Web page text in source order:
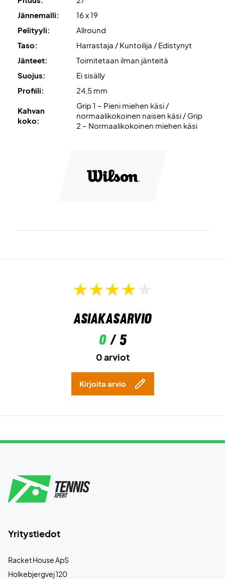
Pelaa mukavasti ja tyylillä – osta Wilson Clash 100L V3 RG
jo tänään!
TOIMITETAAN ILMAN JÄNNITYSTÄ.Suosittelemme
alusta alkaen.
Asiantuntijasuositus: Suosittelemme Wilson Revolve -
jännettä ja 24 kg kireyttä.
Toimitetaan ilman suojusta.
Jännemalli:
16 x 19
Pelityyli:
Allround
Taso:
Harrastaja / Kuntoilija / Edistynyt
Jänteet:
Toimitetaan ilman jänteitä
Suojus:
Ei sisälly
Profiili:
24,5 mm
Kahvan
koko:
Grip 1 – Pieni miehen käsi /
normaalikokoinen naisen käsi / Grip
2 – Normaalikokoinen miehen käsi
Asiakasarvio
0/ 5
0 arviot
Kirjoita arvio
Yritystiedot
Racket House ApS
Holkebjergvej 120